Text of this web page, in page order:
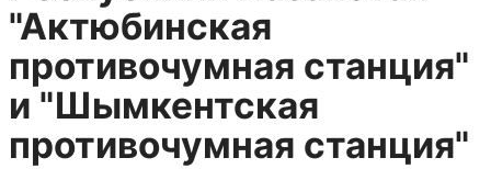
"Актюбинская
противочумная станция"
и "Шымкентская
противочумная станция"